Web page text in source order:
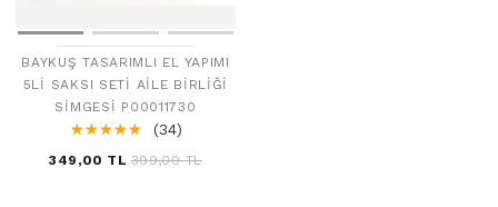
BAYKUŞ TASARIMLI EL YAPIMI
5LI SAKSI SETI AILE BIRLIĞI
SIMGESI P00011730
☆☆☆☆☆
★★★★★ (34)
349,00 TL 399,00 TL